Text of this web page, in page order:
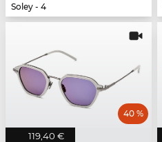
Soley - 4
119,40 €
40 %